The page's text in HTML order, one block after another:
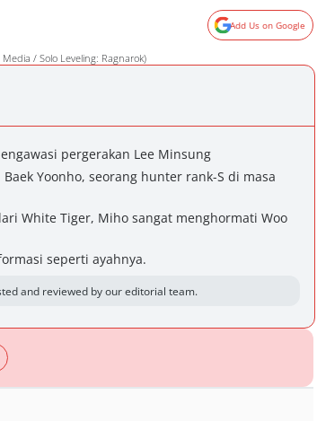
Add Us on Google
/ Solo Leveling: Ragnarok)
pergerakan Lee Minsung
Yoonho, seorang hunter rank-S di masa
White Tiger, Miho sangat menghormati Woo
seperti ayahnya.
and reviewed by our editorial team.